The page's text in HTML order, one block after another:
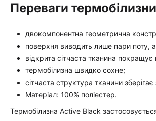
Переваги
двокомпонентна геометрична
поверхня виводить лише пари поту,
відкрита сітчаста тканина
термобілизна швидко сохне;
сітчаста структура тканини зберігає
Матеріал: 100% поліестер.
Термобілизна Active Black